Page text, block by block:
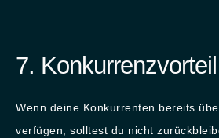
7. Konkurrenzvorteil
Wenn deine Konkurrenten bereits
verfügen, solltest du nicht